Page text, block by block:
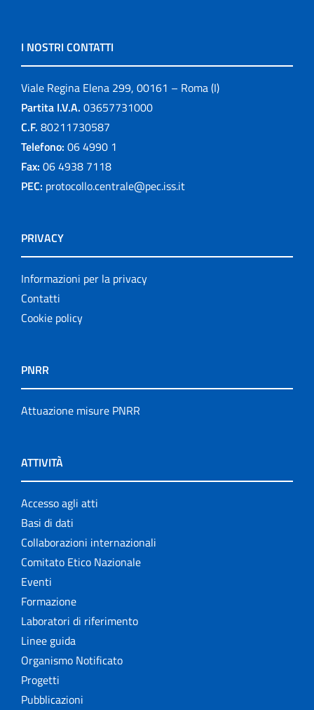
I NOSTRI CONTATTI
Viale Regina Elena 299, 00161 – Roma (I)
Partita I.V.A. 03657731000
C.F. 80211730587
Telefono: 06 4990 1
Fax: 06 4938 7118
PEC: protocollo.centrale@pec.iss.it
PRIVACY
Informazioni per la privacy
Contatti
Cookie policy
PNRR
Attuazione misure PNRR
ATTIVITÀ
Accesso agli atti
Basi di dati
Collaborazioni internazionali
Comitato Etico Nazionale
Eventi
Formazione
Laboratori di riferimento
Linee guida
Organismo Notificato
Progetti
Pubblicazioni